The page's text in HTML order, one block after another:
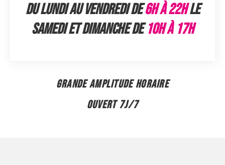
DU LUNDI AU VENDREDI DE6H À 22HLE
SAMEDI ET DIMANCHE DE10H À 17H
GRANDE AMPLITUDE HORAIRE
OUVERT 7J/7